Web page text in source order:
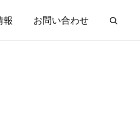
報 お問い合わせ